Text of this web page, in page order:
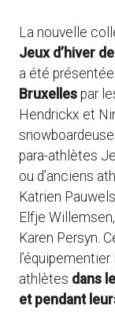
La nouvelle
Jeux d’hiver
a été présentée
Bruxelles par
Hendrickx et
para-athlètes
ou d’anciens
Katrien
Elfje
Karen Persyn.
athlètes dans
et pendant